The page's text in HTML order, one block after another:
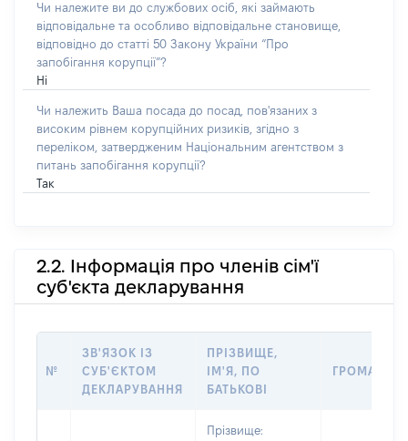
Чи належите ви до службових осіб, які займають
відповідальне та особливо відповідальне становище,
відповідно до статті 50 Закону України “Про
запобігання корупції”?
Ні
Чи належить Ваша посада до посад, пов'язаних з
високим рівнем корупційних ризиків, згідно з
переліком, затвердженим Національним агентством з
питань запобігання корупції?
Так
2.2. Інформація про членів сім'ї
суб'єкта декларування
№
ЗВ'ЯЗОК ІЗ
СУБ'ЄКТОМ
ДЕКЛАРУВАННЯ
ПРІЗВИЩЕ,
ІМ'Я, ПО
БАТЬКОВІ
Прізвище: